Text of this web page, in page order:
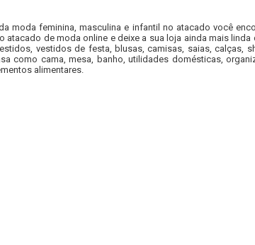
moda feminina, masculina e infantil no atacado você
atacado de moda online e deixe a sua loja ainda mais
vestidos de festa, blusas, camisas, saias, calças,
como cama, mesa, banho, utilidades domésticas,
alimentares.